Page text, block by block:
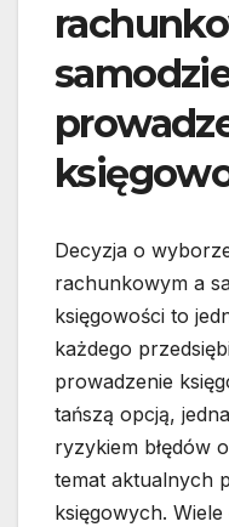
Decyzja o
rachunkowym a
księgowości to
każdego
prowadzenie
tańszą opcją,
ryzykiem błędów
temat aktualnych
księgowych.